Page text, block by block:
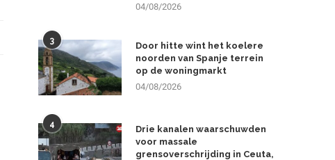
04/08/2026
3
Door hitte wint het koelere
noorden van Spanje terrein
op de woningmarkt
04/08/2026
4
Drie kanalen waarschuwden
voor massale
grensoverschrijding in Ceuta,